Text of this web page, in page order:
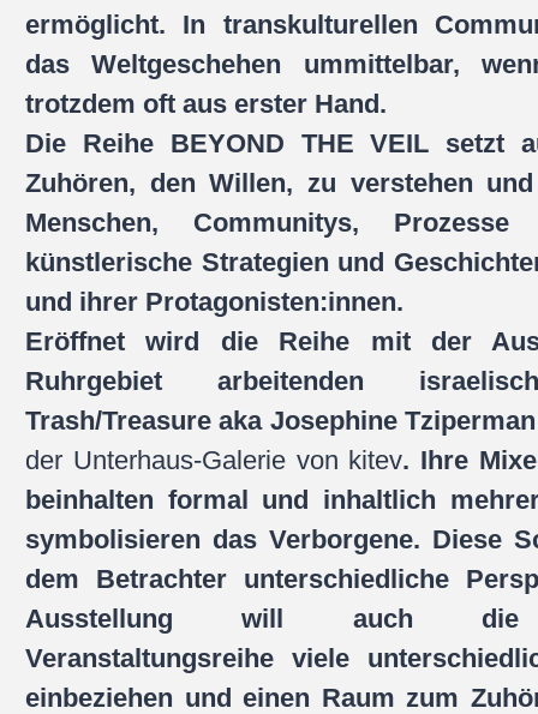
ermöglicht. In transkulturellen
das Weltgeschehen ummittelbar,
trotzdem oft aus erster Hand.
Die Reihe BEYOND THE VEIL setzt
Zuhören, den Willen, zu verstehen
Menschen, Communitys,
künstlerische Strategien und
und ihrer Protagonisten:innen.
Eröffnet wird die Reihe mit der
Ruhrgebiet arbeitenden
Trash/Treasure aka Josephine
der Unterhaus-Galerie von kitev. Ihre
beinhalten formal und inhaltlich
symbolisieren das Verborgene. Diese
dem Betrachter unterschiedliche
Ausstellung will auch die
Veranstaltungsreihe viele
einbeziehen und einen Raum zum